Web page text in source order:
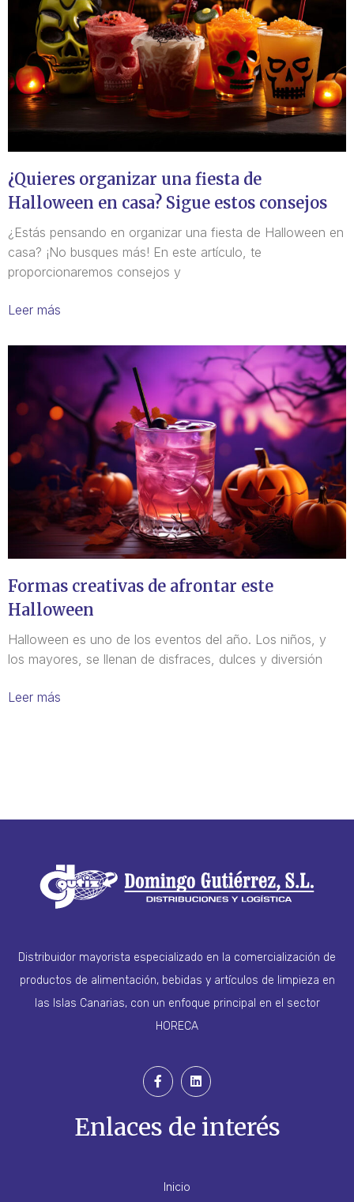
¿Quieres organizar una fiesta de
Halloween en casa? Sigue estos consejos
¿Estás pensando en organizar una fiesta de Halloween en
casa? ¡No busques más! En este artículo, te
proporcionaremos consejos y
Leer más
Formas creativas de afrontar este
Halloween
Halloween es uno de los eventos del año. Los niños, y
los mayores, se llenan de disfraces, dulces y diversión
Leer más
Distribuidor mayorista especializado en la comercialización de
productos de alimentación, bebidas y artículos de limpieza en
las Islas Canarias, con un enfoque principal en el sector
HORECA
Enlaces de interés
Inicio